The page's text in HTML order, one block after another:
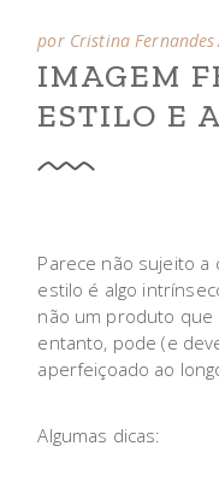
por Cristina Fernandes
IMAGEM
ESTILO E
Parece não sujeito
estilo é algo
não um produto
entanto, pode (e
aperfeiçoado ao
Algumas dicas: